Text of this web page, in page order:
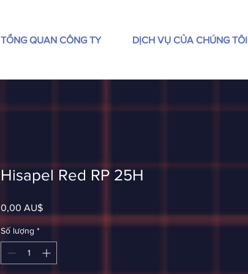
TỔNG QUAN CÔNG TY DỊCH VỤ CỦA CHÚNG TÔI
Hisapel Red RP 25H
0,00 AU$Giá
Số lượng *